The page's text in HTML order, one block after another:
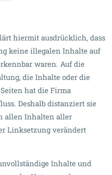
hiermit ausdrücklich, dass
keine illegalen Inhalte auf
waren. Auf die
die Inhalte oder die
hat die Firma
Deshalb distanziert sie
allen Inhalten aller
Linksetzung verändert
Inhalte und